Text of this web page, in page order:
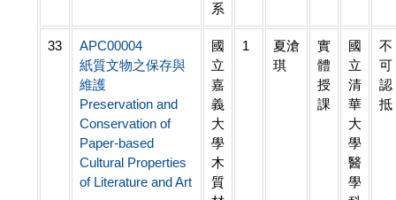
系
33
APC00004
紙質文物之保存與
維護
Preservation and
Conservation of
Paper-based
Cultural Properties
of Literature and Art
國
立
嘉
義
大
學
木
質
1
夏滄
琪
實
體
授
課
國
立
清
華
大
學
醫
學
不
可
認
抵